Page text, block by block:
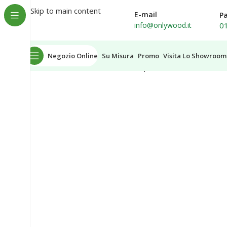
Skip to main content
E-mail
info@onlywood.it
Negozio Online Su Misura Promo Visita Lo Showroom
Home